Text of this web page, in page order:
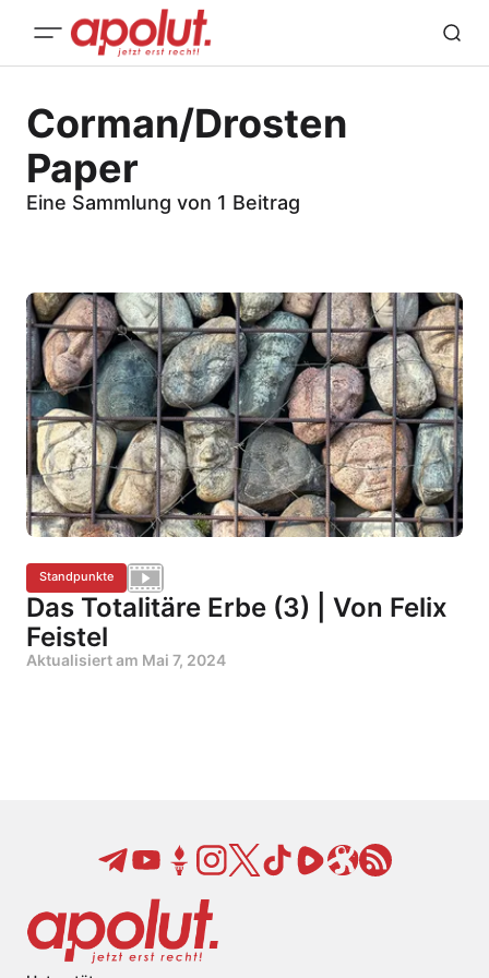
Corman/Drosten
Paper
Eine Sammlung von 1 Beitrag
Standpunkte
Das Totalitäre Erbe (3) | Von Felix
Feistel
Aktualisiert am Mai 7, 2024